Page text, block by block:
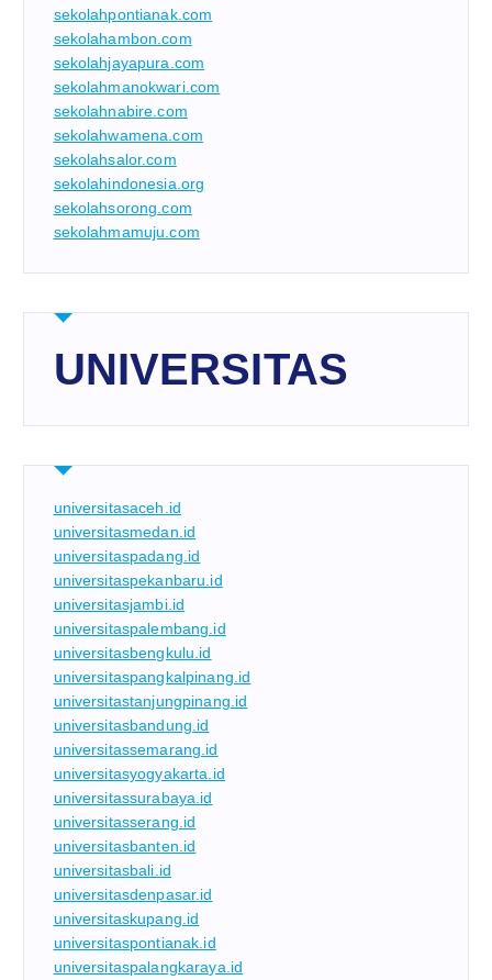
sekolahpontianak.com
sekolahambon.com
sekolahjayapura.com
sekolahmanokwari.com
sekolahnabire.com
sekolahwamena.com
sekolahsalor.com
sekolahindonesia.org
sekolahsorong.com
sekolahmamuju.com
UNIVERSITAS
universitasaceh.id
universitasmedan.id
universitaspadang.id
universitaspekanbaru.id
universitasjambi.id
universitaspalembang.id
universitasbengkulu.id
universitaspangkalpinang.id
universitastanjungpinang.id
universitasbandung.id
universitassemarang.id
universitasyogyakarta.id
universitassurabaya.id
universitasserang.id
universitasbanten.id
universitasbali.id
universitasdenpasar.id
universitaskupang.id
universitaspontianak.id
universitaspalangkaraya.id